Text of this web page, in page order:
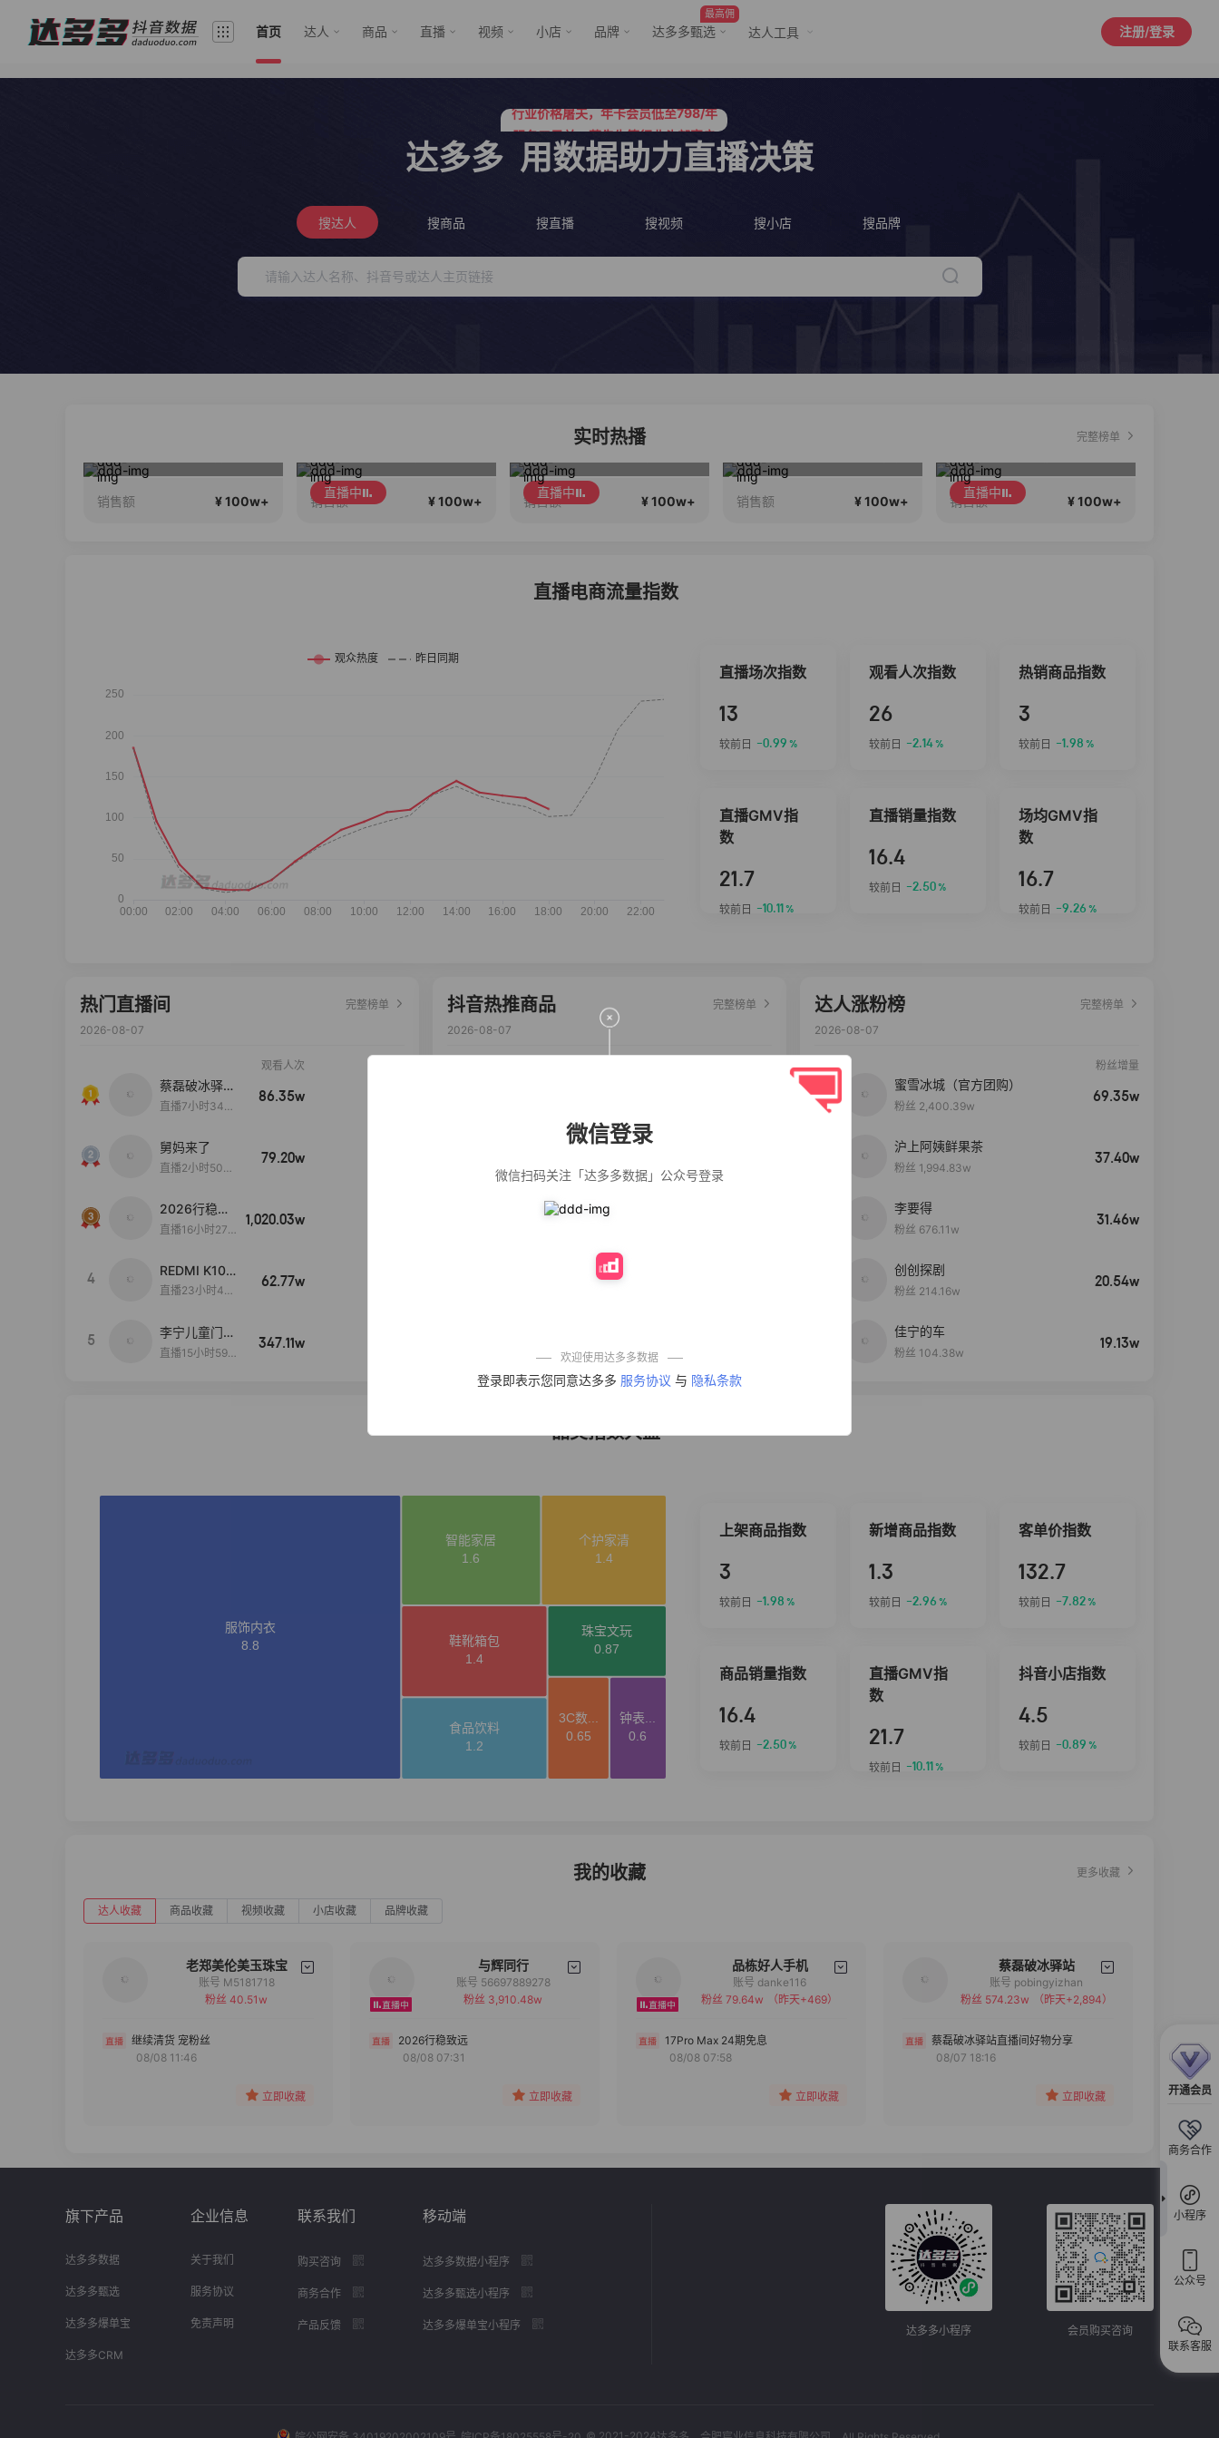
首页 达人 商品 直播 视频 小店 品牌
最高佣
达多多甄选 达人工具 注册/登录
开通会员
商务合作
小程序
公众号
联系客服
微信登录
微信扫码关注「达多多数据」公众号登录
欢迎使用达多多数据
登录即表示您同意达多多 服务协议 与 隐私条款
服务三只羊、董先生等行业头部客户
行业价格屠夫，年卡会员低至798/年
服务三只羊、董先生等行业头部客户
达多多 用数据助力直播决策
搜达人 搜商品 搜直播 搜视频 搜小店 搜品牌
实时热播 完整榜单
销售额 ¥ 100w+
直播中
销售额 ¥ 100w+
直播中
销售额 ¥ 100w+ 销售额 ¥ 100w+
直播中
销售额 ¥ 100w+
直播电商流量指数
直播场次指数
13
较前日 -0.99 %
观看人次指数
26
较前日 -2.14%
热销商品指数
3
较前日 -1.98 %
直播GMV指
数
21.7
较前日 -10.11 %
直播销量指数
16.4
较前日 -2.50%
场均GMV指
数
16.7
较前日 -9.26 %
热门直播间
完整榜单
2026-08-07
观看人次
蔡磊破冰驿站
直播间好物分
直播7小时34分
86.35w
舅妈来了
直播2小时50分
79.20w
2026行稳致
远
直播16小时27
1,020.03w
4
REDMI K100
Pro系列新品
启！
直播23小时40
62.77w
5
李宁儿童门店
爆款赤兔8pr
直播15小时59
347.11w
抖音热推商品
完整榜单
2026-08-07
污渍除菌除螨3倍
洁净去渍家用去
重油污去油王污
清洗剂
一品欢【10包鲜
免煮开袋即食劲
艾草抽绳式免撕
*310g/袋红油麻
酱凉皮开袋即食
现做现发
达人涨粉榜
完整榜单
2026-08-07
粉丝增量
蜜雪冰城（官方团购）
粉丝 2,400.39w
69.35w
沪上阿姨鲜果茶
粉丝 1,994.83w
37.40w
李要得
粉丝 676.11w
31.46w
创创探剧
粉丝 214.16w
20.54w
佳宁的车
粉丝 104.38w
19.13w
品类指数大盘
上架商品指数
3
较前日 -1.98 %
新增商品指数
1.3
较前日 -2.96 %
客单价指数
132.7
较前日 -7.82%
商品销量指数
16.4
较前日 -2.50%
直播GMV指
数
21.7
较前日 -10.11 %
抖音小店指数
4.5
较前日 -0.89 %
我的收藏 更多收藏
达人收藏 商品收藏 视频收藏 小店收藏 品牌收藏
老郑美伦美玉珠宝
备注
账号 M5181718
粉丝 40.51w
继续清货 宠粉丝
08/08 11:46
立即收藏
与辉同行
备注
账号 56697889278
粉丝 3,910.48w
2026行稳致远
08/08 07:31
立即收藏
品栋好人手机
备注
分组
账号 danke116
粉丝 79.64w
（昨天+469）
17Pro Max 24期免息
08/08 07:58
立即收藏
蔡磊破冰驿站
备注
分组
账号 pobingyizhan
粉丝 574.23w
（昨天+2,894）
蔡磊破冰驿站直播间好物分享
08/07 18:16
立即收藏
旗下产品
达多多数据
达多多甄选
达多多爆单宝
达多多CRM
企业信息
关于我们
服务协议
免责声明
联系我们
购买咨询
商务合作
产品反馈
移动端
达多多数据小程序
达多多甄选小程序
达多多爆单宝小程序 达多多小程序 会员购买咨询